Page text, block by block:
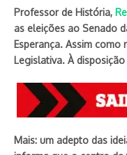
Professor de História,
as eleições ao Senado
Esperança. Assim
Legislativa. À
Mais: um adepto das